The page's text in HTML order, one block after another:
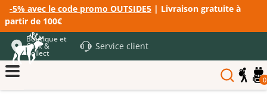
-5% avec le code promo OUTSIDE5 | Livraison gratuite à
partir de 100€
Boutique et
Click &
Collect
Service client
0